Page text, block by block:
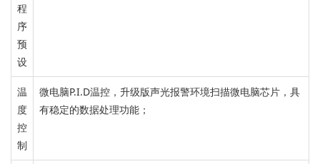
程
序
预
设
温
度
控
制
微电脑P.I.D温控， 升级版声光报警环境扫描微电脑芯片， 具
有稳定的数据处理功能；